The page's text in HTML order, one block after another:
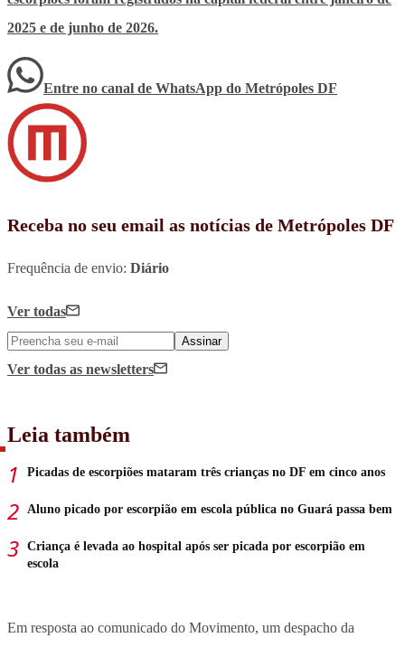
2025 e de junho de 2026.
Entre no canal de WhatsApp do Metrópoles DF
Receba no seu email as notícias de Metrópoles DF
Frequência de envio: Diário
Ver todas
Assinar
Ver todas as newsletters
Leia também
Picadas de escorpiões mataram três crianças no DF em cinco anos
Aluno picado por escorpião em escola pública no Guará passa bem
Criança é levada ao hospital após ser picada por escorpião em
escola
Em resposta ao comunicado do Movimento, um despacho da